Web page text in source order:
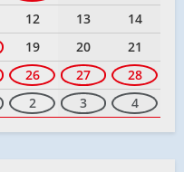
12 13
14
19 20
21
26 27
28
2 3 4